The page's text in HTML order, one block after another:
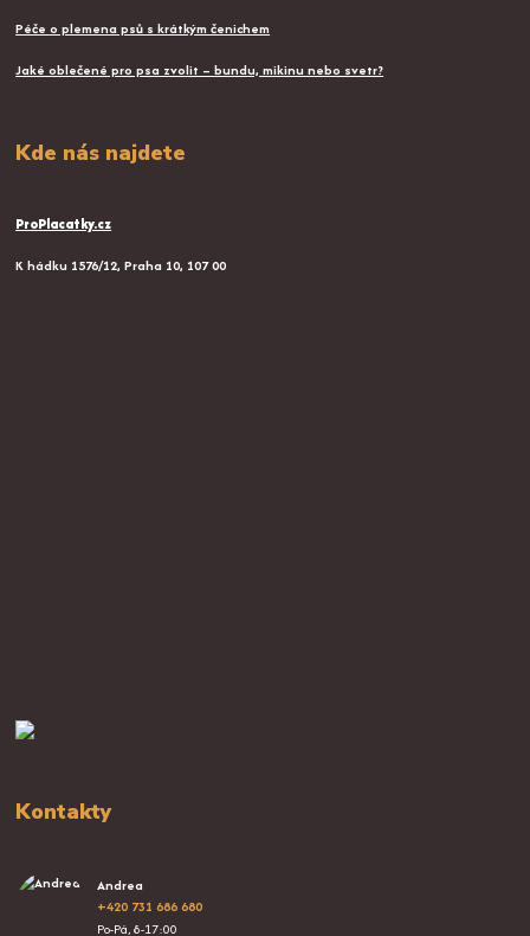
Péče o plemena psů s krátkým čenichem
Jaké oblečené pro psa zvolit – bundu, mikinu nebo svetr?
Kde nás najdete
ProPlacatky.cz
K hádku 1576/12, Praha 10, 107 00
Kontakty
Andrea
+420 731 686 680
Po-Pá, 8-17:00